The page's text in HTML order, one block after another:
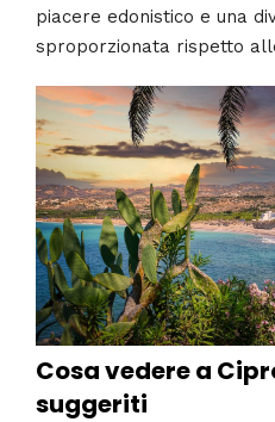
piacere edonistico e una
sproporzionata rispetto
Cosa vedere a
suggeriti